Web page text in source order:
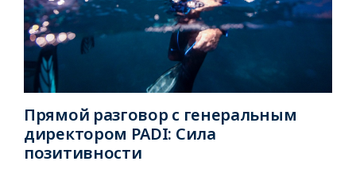
Прямой разговор с генеральным
директором PADI: Сила
позитивности